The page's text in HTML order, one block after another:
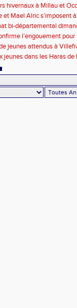
hivernaux à Millau et
et Mael Alric s’imposent
bi-départemental
!!!
l’engouement pour
jeunes attendus à
jeunes dans les Haras de